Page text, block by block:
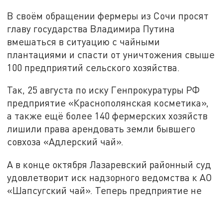
В своём обращении фермеры из Сочи просят
главу государства Владимира Путина
вмешаться в ситуацию с чайными
плантациями и спасти от уничтожения свыше
100 предприятий сельского хозяйства.
Так, 25 августа по иску Генпрокуратуры РФ
предприятие «Краснополянская косметика»,
а также ещё более 140 фермерских хозяйств
лишили права арендовать земли бывшего
совхоза «Адлерский чай».
А в конце октября Лазаревский районный суд
удовлетворит иск надзорного ведомства к АО
«Шапсугский чай». Теперь предприятие не